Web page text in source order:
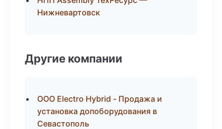
Нижневартовск
Другие компании
ООО Electro Hybrid - Продажа и
установка допоборудования в
Севастополь